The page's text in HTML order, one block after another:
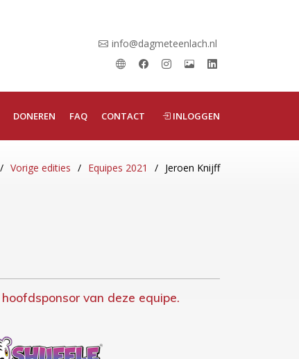
info@dagmeteenlach.nl
DONEREN FAQ CONTACT INLOGGEN
Vorige edities Equipes 2021 Jeroen Knijff
hoofdsponsor van deze equipe.